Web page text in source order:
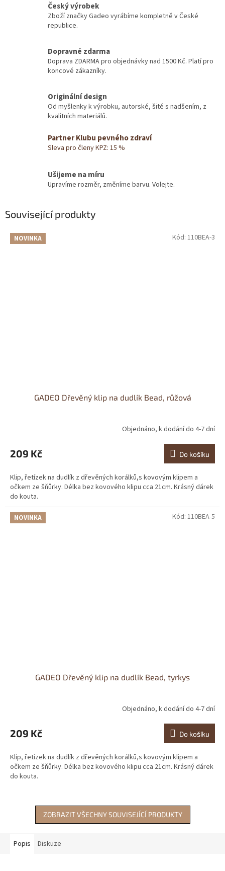
Český výrobek
Zboží značky Gadeo vyrábíme kompletně v České
republice.
Dopravné zdarma
Doprava ZDARMA pro objednávky nad 1500 Kč. Platí pro
koncové zákazníky.
Originální design
Od myšlenky k výrobku, autorské, šité s nadšením, z
kvalitních materiálů.
Partner Klubu pevného zdraví
Sleva pro členy KPZ: 15 %
Ušijeme na míru
Upravíme rozměr, změníme barvu. Volejte.
Související produkty
NOVINKA
GADEO Dřevěný klip na dudlík Bead, růžová
Objednáno, k dodání do 4-7 dní
209 Kč Do košíku
Klip, řetízek na dudlík z dřevěných korálků,s kovovým klipem a
očkem ze šňůrky. Délka bez kovového klipu cca 21cm. Krásný dárek
do kouta.
Kód: 110BEA-3
NOVINKA
GADEO Dřevěný klip na dudlík Bead, tyrkys
Objednáno, k dodání do 4-7 dní
209 Kč Do košíku
Klip, řetízek na dudlík z dřevěných korálků,s kovovým klipem a
očkem ze šňůrky. Délka bez kovového klipu cca 21cm. Krásný dárek
do kouta.
Kód: 110BEA-5
ZOBRAZIT VŠECHNY SOUVISEJÍCÍ PRODUKTY
Popis Diskuze